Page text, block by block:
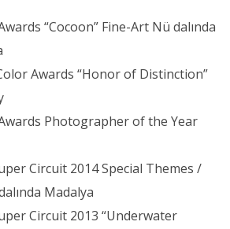
“Cocoon” Fine-Art Nü dalında
Awards “Honor of Distinction”
Photographer of the Year
Circuit 2014 Special Themes /
Madalya
Circuit 2013 “Underwater